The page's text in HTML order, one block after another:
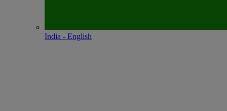
India - English